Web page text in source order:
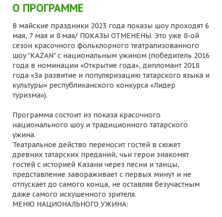
О ПРОГРАММЕ
В майские праздники 2023 года показы шоу проходят 6
мая, 7 мая и 8 мая/ ПОКАЗЫ ОТМЕНЕНЫ. Это уже 8-ой
сезон красочного фольклорного театрализованного
шоу "KAZAN" с национальным ужином (победитель 2016
года в номинации «Открытие года», дипломант 2018
года «За развитие и популяризацию татарского языка и
культуры» республиканского конкурса «Лидер
туризма»).
Программа состоит из показа красочного
национального шоу и традиционного татарского
ужина.
Театральное действо переносит гостей в сюжет
древних татарских преданий, чьи герои знакомят
гостей с историей Казани через песни и танцы,
представление завораживает с первых минут и не
отпускает до самого конца, не оставляя безучастным
даже самого искушенного зрителя.
МЕНЮ НАЦИОНАЛЬНОГО УЖИНА: